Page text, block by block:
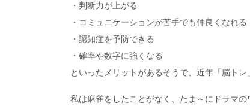
・判断力が上がる
・コミュニケーションが苦手でも仲良くなれる
・認知症を予防できる
・確率や数字に強くなる
といったメリットがあるそうで、近年「脳ト
私は麻雀をしたことがなく、たま～にドラマ